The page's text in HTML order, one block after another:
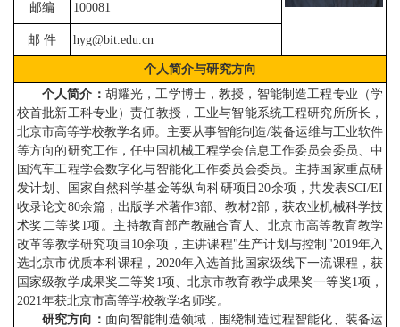
邮编 100081
邮 件 hyg@bit.edu.cn
个人简介与研究方向
个人简介： 胡耀光，工学博士，教授，智能制造工程专业（学
校首批新工科专业）责任教授，工业与智能系统工程研究所所长，
北京市高等学校教学名师。主要从事智能制造/装备运维与工业软件
等方向的研究工作，任中国机械工程学会信息工作委员会委员、中
国汽车工程学会数字化与智能化工作委员会委员。主持国家重点研
发计划、国家自然科学基金等纵向科研项目20余项，共发表SCI/EI
收录论文80余篇，出版学术著作3部、教材2部，获农业机械科学技
术奖二等奖1项。主持教育部产教融合育人、北京市高等教育教学
改革等教学研究项目 10余项，主讲课程"生产计划与控制 "2019年入
选北京市优质本科课程， 2020年入选首批国家级线下一流课程，获
国家级教学成果奖二等奖 1项、北京市教育教学成果奖一等奖1项，
2021年获北京市高等学校教学名师奖。
研究方向： 面向智能制造领域，围绕制造过程智能化、装备运